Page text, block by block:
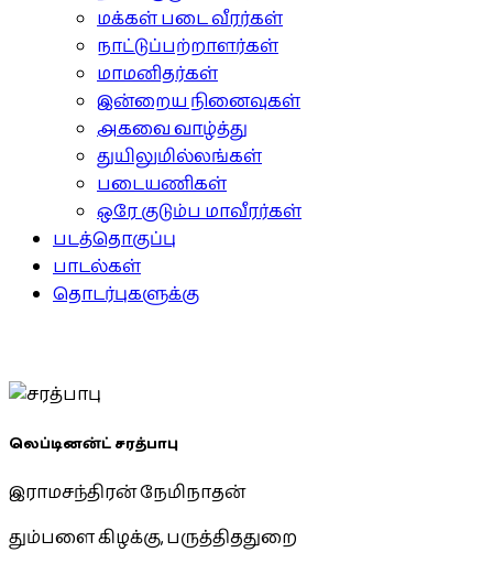
மக்கள் படை வீரர்கள்
நாட்டுப்பற்றாளர்கள்
மாமனிதர்கள்
இன்றைய நினைவுகள்
அகவை வாழ்த்து
துயிலுமில்லங்கள்
படையணிகள்
ஒரே குடும்ப மாவீரர்கள்
படத்தொகுப்பு
பாடல்கள்
தொடர்புகளுக்கு
லெப்டினன்ட் சரத்பாபு
இராமசந்திரன் நேமிநாதன்
தும்பளை கிழக்கு, பருத்திததுறை